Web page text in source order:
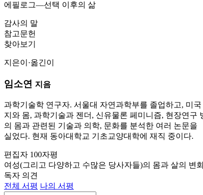
에필로그―선택 이후의 삶
감사의 말
참고문헌
찾아보기
지은이·옮긴이
임소연 지음
과학기술학 연구자. 서울대 자연과학부를 졸업하고, 미
지와 몸, 과학기술과 젠더, 신유물론 페미니즘, 현장연구
의 몸과 관련된 기술과 의학, 문화를 분석한 여러 논문을 『
실었다. 현재 동아대학교 기초교양대학에 재직 중이다.
편집자 100자평
여성(그리고 다양하고 수많은 당사자들)의 몸과 살의 변
독자 의견
전체 서평 나의 서평